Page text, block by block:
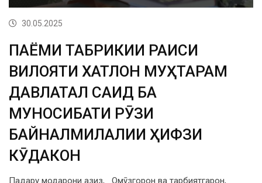
30.05.2025
ПАЁМИ ТАБРИКИИ РАИСИ
ВИЛОЯТИ ХАТЛОН МУҲТАРАМ
ДАВЛАТАЛӢ САИД БА
МУНОСИБАТИ РӮЗИ
БАЙНАЛМИЛАЛИИ ҲИФЗИ
КӮДАКОН
Падару модарони азиз, Омӯзгорон ва тарбиятгарон,